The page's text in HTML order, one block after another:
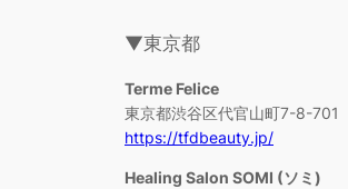
▼東京都
Terme Felice
東京都渋谷区代官山町7-8-
https://tfdbeauty.jp/
Healing Salon SOMI (ソミ)